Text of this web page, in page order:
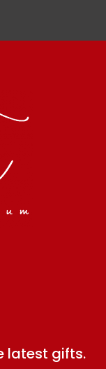
latest gifts.